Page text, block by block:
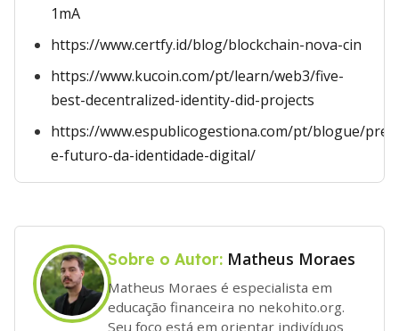
1mA
https://www.certfy.id/blog/blockchain-nova-cin
https://www.kucoin.com/pt/learn/web3/five-
best-decentralized-identity-did-projects
https://www.espublicogestiona.com/pt/blogue/
e-futuro-da-identidade-digital/
Sobre o Autor: Matheus Moraes
Matheus Moraes é especialista em
educação financeira no nekohito.org.
Seu foco está em orientar indivíduos